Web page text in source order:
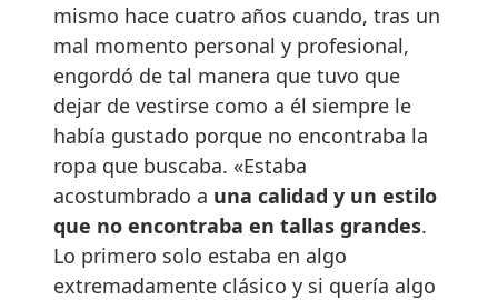
mismo hace cuatro años cuando, tras un
mal momento personal y profesional,
engordó de tal manera que tuvo que
dejar de vestirse como a él siempre le
había gustado porque no encontraba la
ropa que buscaba. «Estaba
acostumbrado a una calidad y un estilo
que no encontraba en tallas grandes.
Lo primero solo estaba en algo
extremadamente clásico y si quería algo